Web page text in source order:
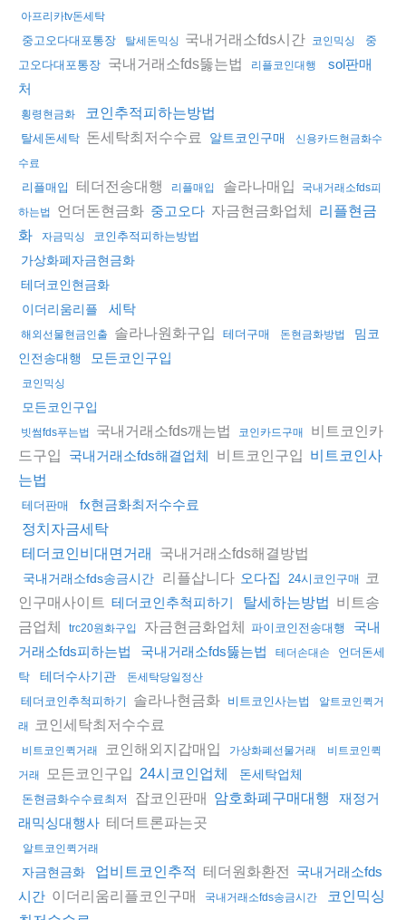
아프리카tv돈세탁
중고오다대포통장 탈세돈믹싱 국내거래소fds시간 코인믹싱
중
고오다대포통장 국내거래소fds뚫는법 리플코인대행
sol판매
처
횡령현금화 코인추적피하는방법
탈세돈세탁 돈세탁최저수수료 알트코인구매
신용카드현금화수
수료
리플매입 테더전송대행 리플매입 솔라나매입
국내거래소fds피
하는법
언더돈현금화 중고오다 자금현금화업체 리플현금
화
자금믹싱 코인추적피하는방법
가상화폐자금현금화
테더코인현금화
이더리움리플
세탁
해외선물현금인출 솔라나원화구입 테더구매 돈현금화방법
밈코
인전송대행
모든코인구입
코인믹싱
모든코인구입
빗썸fds푸는법 국내거래소fds깨는법 코인카드구매
비트코인카
드구입
국내거래소fds해결업체 비트코인구입 비트코인사
는법
테더판매
fx현금화최저수수료
정치자금세탁
테더코인비대면거래
국내거래소fds해결방법
국내거래소fds송금시간 리플삽니다 오다집 24시코인구매
코
인구매사이트 테더코인추척피하기 탈세하는방법 비트송
금업체
trc20원화구입 자금현금화업체 파이코인전송대행
국내
거래소fds피하는법
국내거래소fds뚫는법 테더손대손
언더돈세
탁
테더수사기관 돈세탁당일정산
테더코인추척피하기 솔라나현금화 비트코인사는법
알트코인퀵거
래
코인세탁최저수수료
비트코인퀵거래 코인해외지갑매입 가상화폐선물거래
비트코인퀵
거래
모든코인구입 24시코인업체 돈세탁업체
돈현금화수수료최저 잡코인판매 암호화폐구매대행
재정거
래믹싱대행사 테더트론파는곳
알트코인퀵거래
자금현금화 업비트코인추적 테더원화환전 국내거래소fds
시간 이더리움리플코인구매 국내거래소fds송금시간
코인믹싱